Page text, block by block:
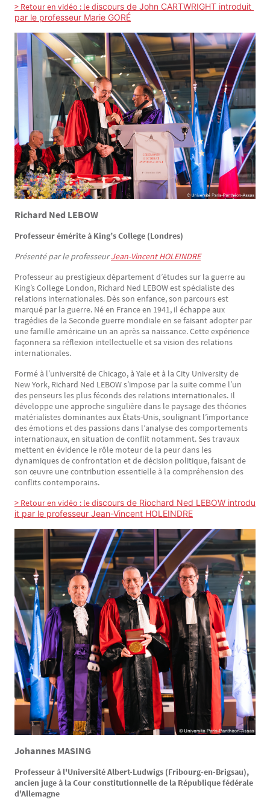
> Retour en vidéo : le discours de John CARTWRIGHT introduit
par le professeur Marie GORÉ
Image
Richard Ned LEBOW
Professeur émérite à King’s College (Londres)
Présenté par le professeurJean-Vincent HOLEINDRE
Professeur au prestigieux département d’études sur la guerre au
King’s College London, Richard Ned LEBOW est spécialiste des
relations internationales. Dès son enfance, son parcours est
marqué par la guerre. Né en France en 1941, il échappe aux
tragédies de la Seconde guerre mondiale en se faisant adopter par
une famille américaine un an après sa naissance. Cette expérience
façonnera sa réflexion intellectuelle et sa vision des relations
internationales.
Formé à l’université de Chicago, à Yale et à la City University de
New York, Richard Ned LEBOW s’impose par la suite comme l’un
des penseurs les plus féconds des relations internationales. Il
développe une approche singulière dans le paysage des théories
matérialistes dominantes aux États-Unis, soulignant l’importance
des émotions et des passions dans l’analyse des comportements
internationaux, en situation de conflit notamment. Ses travaux
mettent en évidence le rôle moteur de la peur dans les
dynamiques de confrontation et de décision politique, faisant de
son œuvre une contribution essentielle à la compréhension des
conflits contemporains.
> Retour en vidéo : le discours de Riochard Ned LEBOW introdu
it par le professeur Jean-Vincent HOLEINDRE
Image
Johannes MASING
Professeur à l'Université Albert-Ludwigs (Fribourg-en-Brigsau),
ancien juge à la Cour constitutionnelle de la République fédérale
d'Allemagne